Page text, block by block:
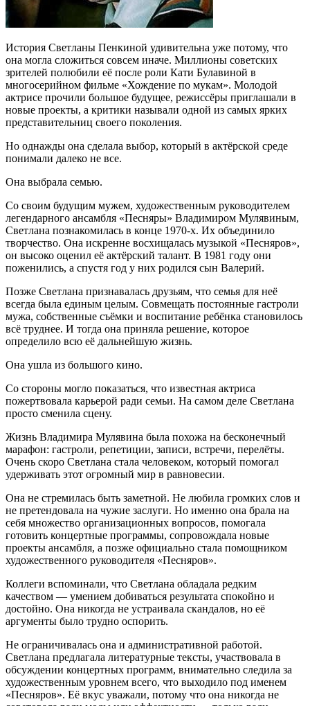
История Светланы Пенкиной удивительна уже потому, что
она могла сложиться совсем иначе. Миллионы советских
зрителей полюбили её после роли Кати Булавиной в
многосерийном фильме «Хождение по мукам». Молодой
актрисе прочили большое будущее, режиссёры приглашали в
новые проекты, а критики называли одной из самых ярких
представительниц своего поколения.
Но однажды она сделала выбор, который в актёрской среде
понимали далеко не все.
Она выбрала семью.
Со своим будущим мужем, художественным руководителем
легендарного ансамбля «Песняры» Владимиром Мулявиным,
Светлана познакомилась в конце 1970-х. Их объединило
творчество. Она искренне восхищалась музыкой «Песняров»,
он высоко оценил её актёрский талант. В 1981 году они
поженились, а спустя год у них родился сын Валерий.
Позже Светлана признавалась друзьям, что семья для неё
всегда была единым целым. Совмещать постоянные гастроли
мужа, собственные съёмки и воспитание ребёнка становилось
всё труднее. И тогда она приняла решение, которое
определило всю её дальнейшую жизнь.
Она ушла из большого кино.
Со стороны могло показаться, что известная актриса
пожертвовала карьерой ради семьи. На самом деле Светлана
просто сменила сцену.
Жизнь Владимира Мулявина была похожа на бесконечный
марафон: гастроли, репетиции, записи, встречи, перелёты.
Очень скоро Светлана стала человеком, который помогал
удерживать этот огромный мир в равновесии.
Она не стремилась быть заметной. Не любила громких слов и
не претендовала на чужие заслуги. Но именно она брала на
себя множество организационных вопросов, помогала
готовить концертные программы, сопровождала новые
проекты ансамбля, а позже официально стала помощником
художественного руководителя «Песняров».
Коллеги вспоминали, что Светлана обладала редким
качеством — умением добиваться результата спокойно и
достойно. Она никогда не устраивала скандалов, но её
аргументы было трудно оспорить.
Не ограничивалась она и административной работой.
Светлана предлагала литературные тексты, участвовала в
обсуждении концертных программ, внимательно следила за
художественным уровнем всего, что выходило под именем
«Песняров». Её вкус уважали, потому что она никогда не